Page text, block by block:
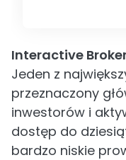
Interactive
Jeden z
przeznaczony
inwestorów i
dostęp do
bardzo niskie